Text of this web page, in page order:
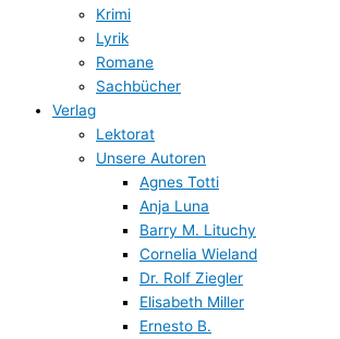
Krimi
Lyrik
Romane
Sachbücher
Verlag
Lektorat
Unsere Autoren
Agnes Totti
Anja Luna
Barry M. Lituchy
Cornelia Wieland
Dr. Rolf Ziegler
Elisabeth Miller
Ernesto B.